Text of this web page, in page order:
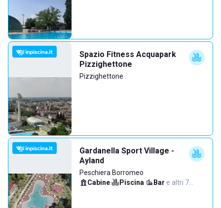
Spazio Fitness Acquapark
Pizzighettone
Pizzighettone
Gardanella Sport Village -
Ayland
Peschiera Borromeo
Cabine· Piscina· Bar·e altri 7…